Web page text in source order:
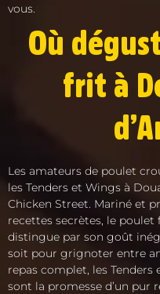
vous.
Où
frit à
Les amateurs de poulet
les Tenders et Wings à
Chicken Street. Mariné et
recettes secrètes, le
distingue par son goût
soit pour grignoter entre
repas complet, les Tenders
sont la promesse d’un pur